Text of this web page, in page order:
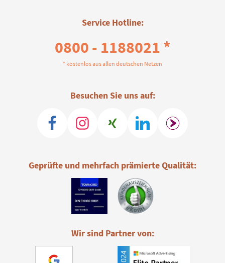
Service Hotline:
0800 - 1188021 *
* kostenlos aus allen deutschen Netzen
Besuchen Sie uns auf:
Geprüfte und mehrfach prämierte Qualität:
Wir sind Partner von: